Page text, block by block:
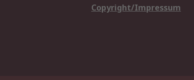
Copyright/Impressum